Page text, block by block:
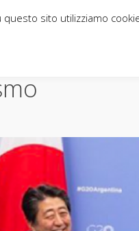
News
questo sito utilizziamo